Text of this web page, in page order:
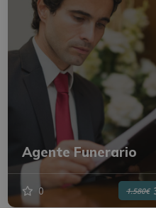
Agente Funerario
0 1.580€